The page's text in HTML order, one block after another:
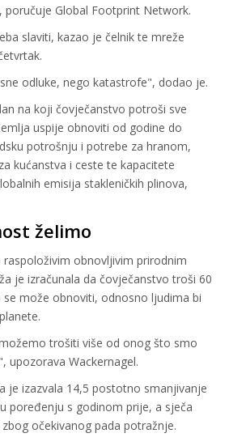
poručuje Global Footprint Network.
slaviti, kazao je čelnik te mreže
odluke, nego katastrofe", dodao je.
na koji čovječanstvo potroši sve
uspije obnoviti od godine do
potrošnju i potrebe za hranom,
kućanstva i ceste te kapacitete
emisija stakleničkih plinova,
želimo
obnovljivim prirodnim
je izračunala da čovječanstvo troši 60
može obnoviti, odnosno ljudima bi
trošiti više od onog što smo
upozorava Wackernagel.
je izazvala 14,5 postotno smanjivanje
poređenju s godinom prije, a sječa
očekivanog pada potražnje.